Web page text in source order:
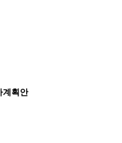
계획안